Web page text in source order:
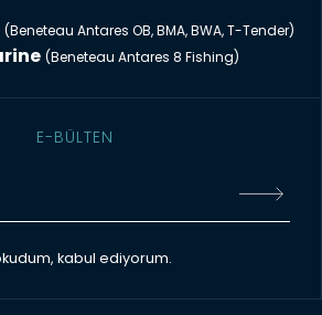
(Beneteau Antares OB, BMA, BWA, T-Tender)
(Beneteau Antares 8 Fishing)
E-BÜLTEN
kabul ediyorum.